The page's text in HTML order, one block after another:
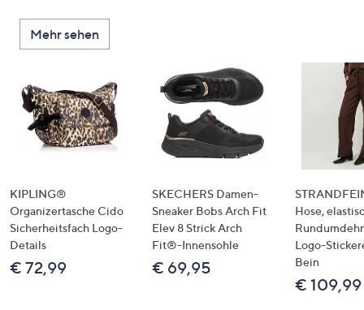
Mehr sehen
KIPLING®
Organizertasche Cido
Sicherheitsfach Logo-
Details
€ 72,99
SKECHERS Damen-
Sneaker Bobs Arch Fit
Elev 8 Strick Arch
Fit®-Innensohle
€ 69,95
Hose,
Logo-
Bein
€ 109,99